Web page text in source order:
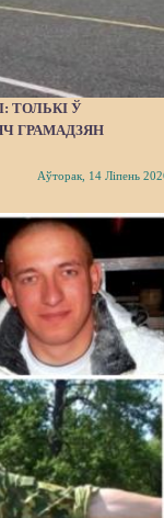
ТОЛЬКІ Ў
ГРАМАДЗЯН
Аўторак, 14 Ліпень